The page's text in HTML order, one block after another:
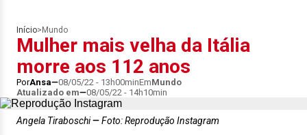
Início> Mundo
Mulher mais velha da Itália
morre aos 112 anos
PorAnsa 08/05/22 - 13h00minEmMundo
Atualizado em
08/05/22 - 14h10min
Angela Tiraboschi Foto: Reprodução Instagram